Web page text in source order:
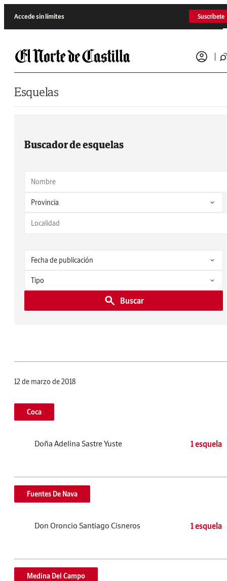
Accede sin límites Suscríbete
Esquelas
Buscador de esquelas
Buscar
12 de marzo de 2018
Coca
Doña Adelina Sastre Yuste 1 esquela
Fuentes De Nava
Don Oroncio Santiago Cisneros 1 esquela
Medina Del Campo